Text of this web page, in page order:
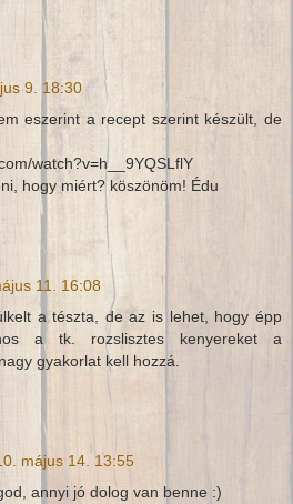
9. 18:30
eszerint a recept szerint készült, de
watch?v=h__9YQSLflY
hogy miért? köszönöm! Édu
11. 16:08
a tészta, de az is lehet, hogy épp
a tk. rozslisztes kenyereket a
gyakorlat kell hozzá.
május 14. 13:55
annyi jó dolog van benne :)